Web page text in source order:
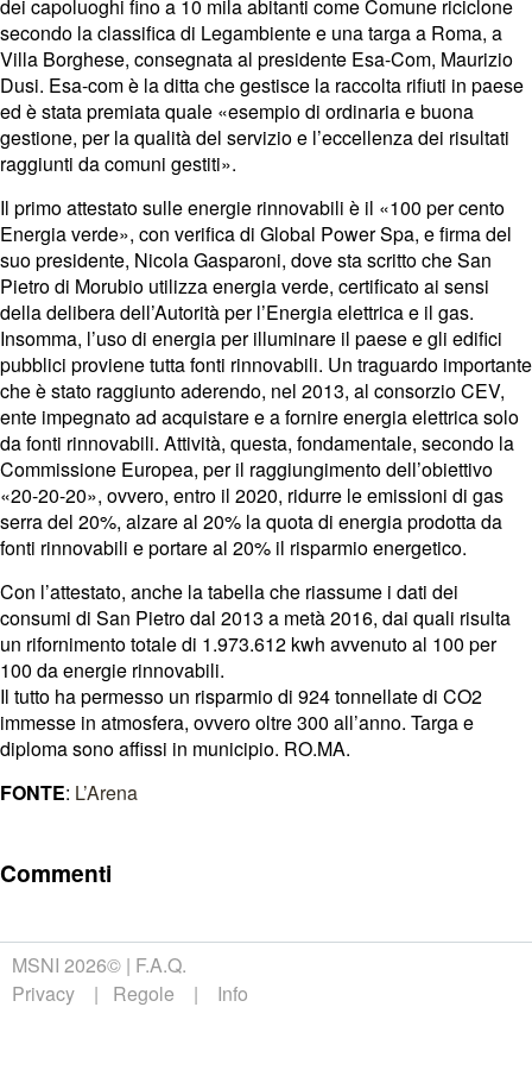
dei capoluoghi fino a 10 mila abitanti come Comune riciclone
secondo la classifica di Legambiente e una targa a Roma, a
Villa Borghese, consegnata al presidente Esa-Com, Maurizio
Dusi. Esa-com è la ditta che gestisce la raccolta rifiuti in paese
ed è stata premiata quale «esempio di ordinaria e buona
gestione, per la qualità del servizio e l’eccellenza dei risultati
raggiunti da comuni gestiti».
Il primo attestato sulle energie rinnovabili è il «100 per cento
Energia verde», con verifica di Global Power Spa, e firma del
suo presidente, Nicola Gasparoni, dove sta scritto che San
Pietro di Morubio utilizza energia verde, certificato ai sensi
della delibera dell’Autorità per l’Energia elettrica e il gas.
Insomma, l’uso di energia per illuminare il paese e gli edifici
pubblici proviene tutta fonti rinnovabili. Un traguardo importante
che è stato raggiunto aderendo, nel 2013, al consorzio CEV,
ente impegnato ad acquistare e a fornire energia elettrica solo
da fonti rinnovabili. Attività, questa, fondamentale, secondo la
Commissione Europea, per il raggiungimento dell’obiettivo
«20-20-20», ovvero, entro il 2020, ridurre le emissioni di gas
serra del 20%, alzare al 20% la quota di energia prodotta da
fonti rinnovabili e portare al 20% il risparmio energetico.
Con l’attestato, anche la tabella che riassume i dati dei
consumi di San Pietro dal 2013 a metà 2016, dai quali risulta
un rifornimento totale di 1.973.612 kwh avvenuto al 100 per
100 da energie rinnovabili.
Il tutto ha permesso un risparmio di 924 tonnellate di CO2
immesse in atmosfera, ovvero oltre 300 all’anno. Targa e
diploma sono affissi in municipio. RO.MA.
FONTE: L’Arena
Commenti
MSNI 2026© F.A.Q.
Privacy
Regole Info